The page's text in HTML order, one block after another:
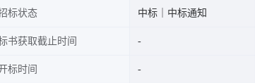
标状态 中标｜中标通知
书获取截止时间
标时间